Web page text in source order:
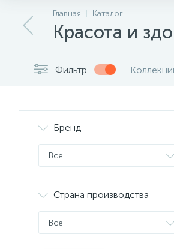
Главная Каталог
Красота и
Фильтр
Бренд
Все
Страна производства
Все